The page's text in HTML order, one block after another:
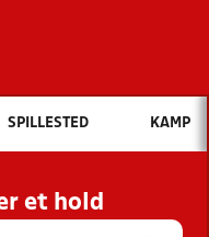
Hvad vil du søge efter?
OG NYHEDER
KLUBBER OG
SPILLESTED KAMP
et hold